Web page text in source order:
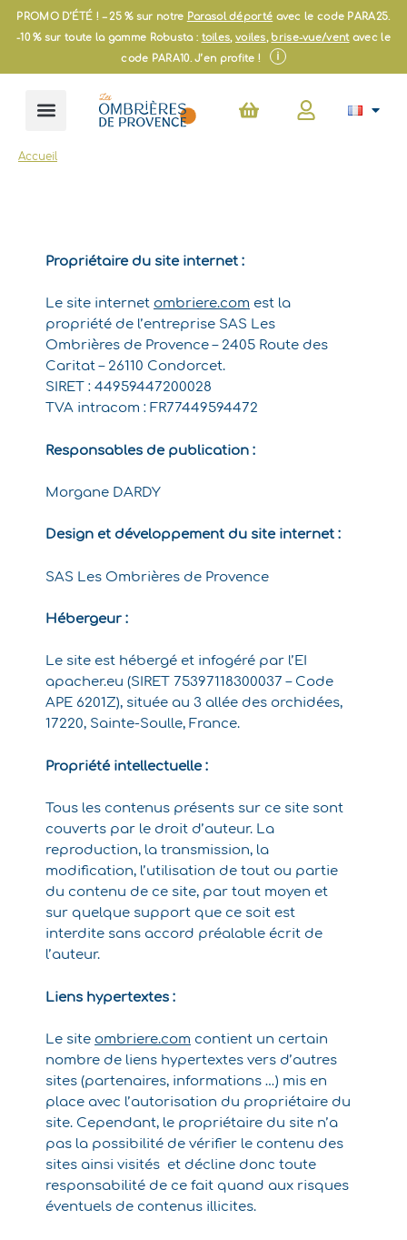
AllerPROMO D’ÉTÉ ! – 25 % sur notre Parasol déporté avec le code PARA25.
-10 % sur toute la gamme Robusta : toiles, voiles, brise-vue/vent avec le
code PARA10. J’en profite ! i
Panier
Accueil
Propriétaire du site internet :
Le site internet ombriere.com est la
propriété de l’entreprise SAS Les
Ombrières de Provence – 2405 Route des
Caritat – 26110 Condorcet.
SIRET : 44959447200028
TVA intracom : FR77449594472
Responsables de publication :
Morgane DARDY
Design et développement du site internet :
SAS Les Ombrières de Provence
Hébergeur :
Le site est hébergé et infogéré par l’EI
apacher.eu (SIRET 75397118300037 – Code
APE 6201Z), située au 3 allée des orchidées,
17220, Sainte-Soulle, France.
Propriété intellectuelle :
Tous les contenus présents sur ce site sont
couverts par le droit d’auteur. La
reproduction, la transmission, la
modification, l’utilisation de tout ou partie
du contenu de ce site, par tout moyen et
sur quelque support que ce soit est
interdite sans accord préalable écrit de
l’auteur.
Liens hypertextes :
Le site ombriere.com contient un certain
nombre de liens hypertextes vers d’autres
sites (partenaires, informations …) mis en
place avec l’autorisation du propriétaire du
site. Cependant, le propriétaire du site n’a
pas la possibilité de vérifier le contenu des
sites ainsi visités et décline donc toute
responsabilité de ce fait quand aux risques
éventuels de contenus illicites.